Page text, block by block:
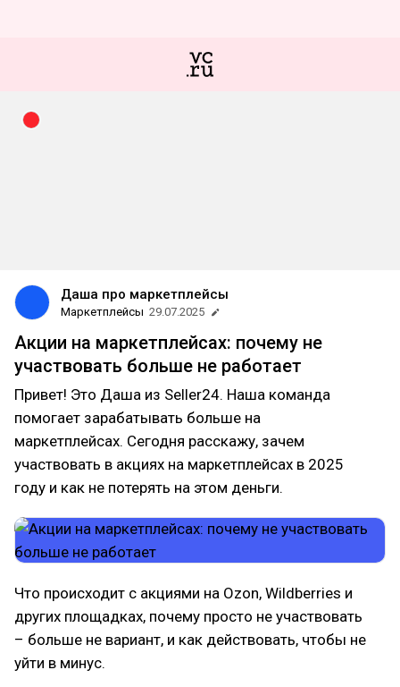
Даша про маркетплейсы
Маркетплейсы 29.07.2025
Акции на маркетплейсах: почему не
участвовать больше не работает
Привет! Это Даша из Seller24. Наша команда
помогает зарабатывать больше на
маркетплейсах. Сегодня расскажу, зачем
участвовать в акциях на маркетплейсах в 2025
году и как не потерять на этом деньги.
Что происходит с акциями на Ozon, Wildberries и
других площадках, почему просто не участвовать
– больше не вариант, и как действовать, чтобы не
уйти в минус.